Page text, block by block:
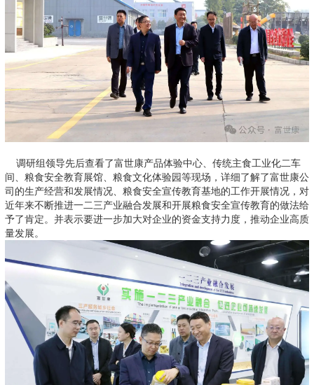
调研组领导先后查看了富世康产品体验中心、传统主食工业化二车
间、粮食安全教育展馆、粮食文化体验园等现场，详细了解了富世康公
司的生产经营和发展情况、粮食安全宣传教育基地的工作开展情况，对
近年来不断推进一二三产业融合发展和开展粮食安全宣传教育的做法给
予了肯定。并表示要进一步加大对企业的资金支持力度，推动企业高质
量发展。